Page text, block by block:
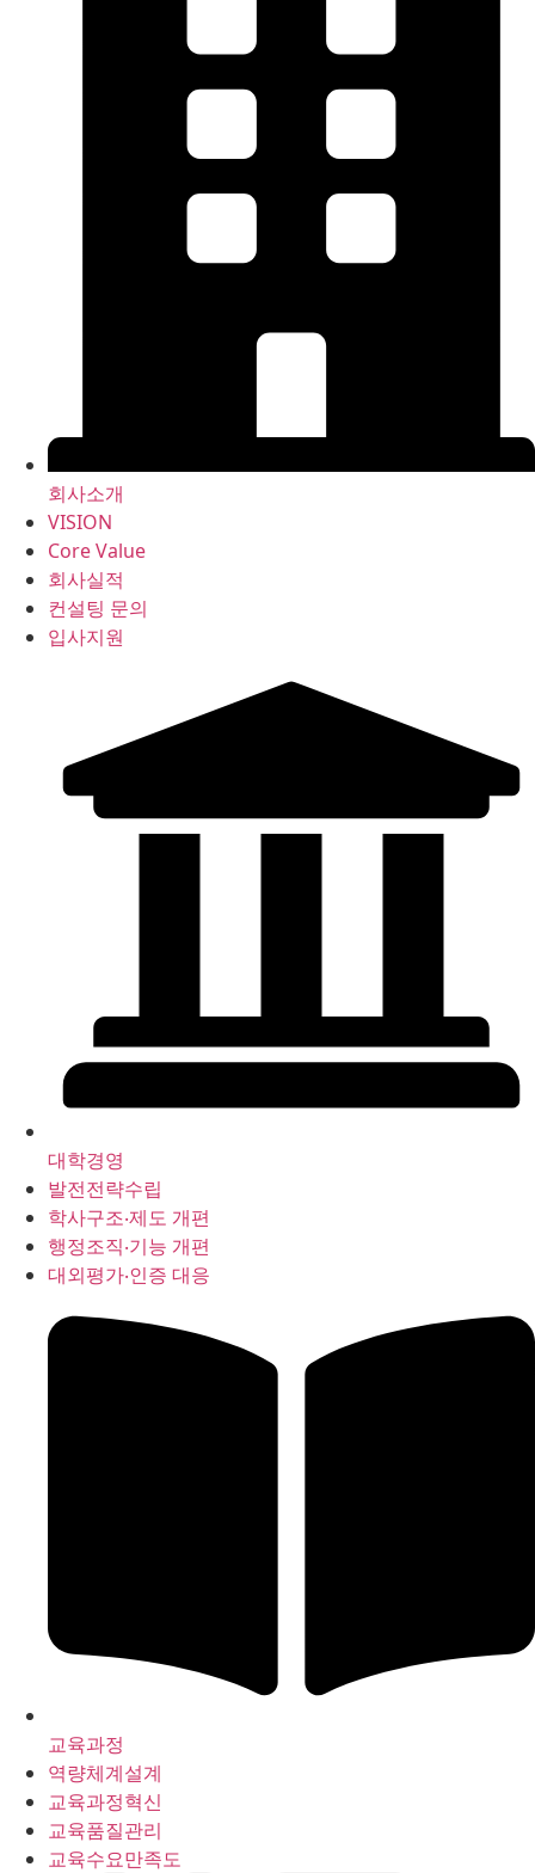
회사소개
VISION
Core Value
회사실적
컨설팅 문의
입사지원
대학경영
발전전략수립
학사구조‧제도 개편
행정조직‧기능 개편
대외평가‧인증 대응
교육과정
역량체계설계
교육과정혁신
교육품질관리
교육수요만족도